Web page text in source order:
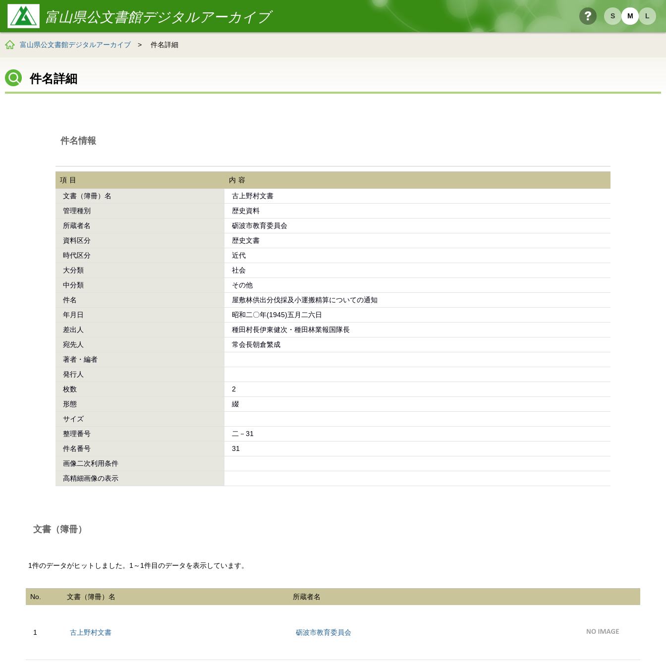
S M L
ヘルプ
富山県公文書館デジタルアーカイブ
富山県公文書館デジタルアーカイブ > 件名詳細
件名詳細
件名情報
項目
内容
文書（簿冊）名
古上野村文書
管理種別
歴史資料
所蔵者名
砺波市教育委員会
資料区分
歴史文書
時代区分
近代
大分類
社会
中分類
その他
件名
屋敷林供出分伐採及小運搬精算についての通知
年月日
昭和二〇年(1945)五月二六日
差出人
種田村長伊東健次・種田林業報国隊長
宛先人
常会長朝倉繁成
著者・編者
発行人
枚数
2
形態
綴
サイズ
整理番号
二－31
件名番号
31
画像二次利用条件
高精細画像の表示
文書（簿冊）
1件のデータがヒットしました。1～1件目のデータを表示しています。
No. 文書（簿冊）名 所蔵者名
1 古上野村文書 砺波市教育委員会